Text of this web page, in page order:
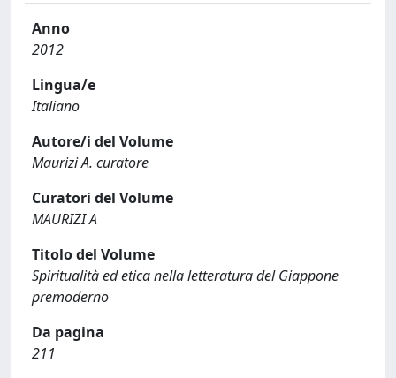
Anno
2012
Lingua/e
Italiano
Autore/i del Volume
Maurizi A. curatore
Curatori del Volume
MAURIZI A
Titolo del Volume
Spiritualità ed etica nella letteratura del Giappone
premoderno
Da pagina
211